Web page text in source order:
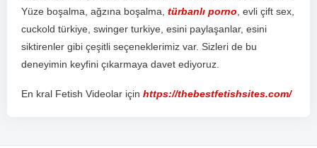
Yüze boşalma ağzına boşalma türbanlı porno evli çift sex
cuckold türkiye swinger turkiye esini paylaşanlar, esini
siktirenler gibi çeşitli seçeneklerimiz var. Sizleri de bu
deneyimin keyfini çıkarmaya davet ediyoruz
En kral Fetish Videolar için https://thebestfetishsites.com/